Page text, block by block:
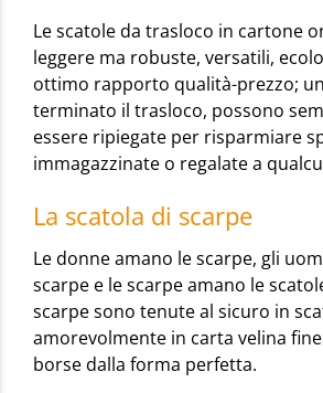
Le scatole da trasloco in cartone
leggere ma robuste, versatili,
ottimo rapporto qualità-prezzo;
terminato il trasloco, possono
essere ripiegate per risparmiare
immagazzinate o regalate a
La scatola di scarpe
Le donne amano le scarpe, gli
scarpe e le scarpe amano le
scarpe sono tenute al sicuro in
amorevolmente in carta velina
borse dalla forma perfetta.